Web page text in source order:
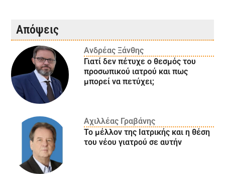
Απόψεις
Ανδρέας Ξάνθης
Γιατί δεν πέτυχε ο θεσμός του
προσωπικού ιατρού και πως
μπορεί να πετύχει;
Αχιλλέας Γραβάνης
Το μέλλον της Ιατρικής και η θέση
του νέου γιατρού σε αυτήν